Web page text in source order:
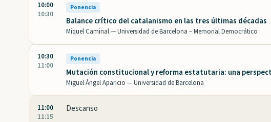
10:00
10:30
Ponencia
Balance crítico del catalanismo en las tres últimas décadas
Miquel Caminal —Universidad de Barcelona – Memorial Democrático
10:30
11:00
Ponencia
Mutación constitucional y reforma estatutaria: una
Miguel Ángel Aparicio —Universidad de Barcelona
11:00
11:15
Descanso